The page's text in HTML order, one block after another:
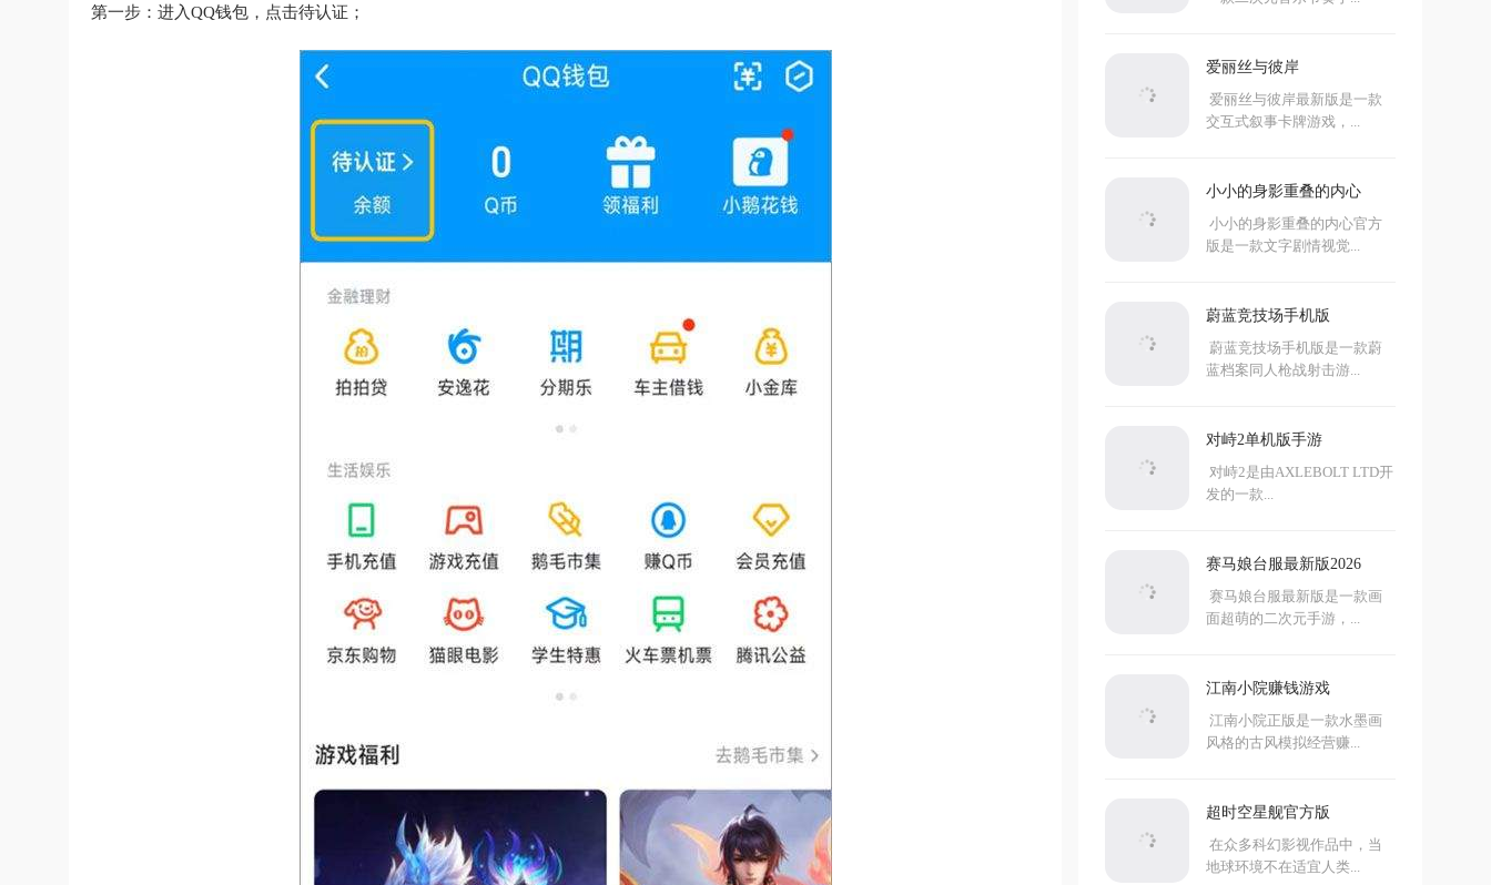
第一步：进入QQ钱包，点击待认证；
爱丽丝与彼岸
爱丽丝与彼岸最新版是一款
交互式叙事卡牌游戏，...
小小的身影重叠的内心
小小的身影重叠的内心官方
版是一款文字剧情视觉...
蔚蓝竞技场手机版
蔚蓝竞技场手机版是一款蔚
蓝档案同人枪战射击游...
对峙2单机版手游
对峙2是由AXLEBOLT LTD开
发的一款...
赛马娘台服最新版2026
赛马娘台服最新版是一款画
面超萌的二次元手游，...
江南小院赚钱游戏
江南小院正版是一款水墨画
风格的古风模拟经营赚...
超时空星舰官方版
在众多科幻影视作品中，当
地球环境不在适宜人类...